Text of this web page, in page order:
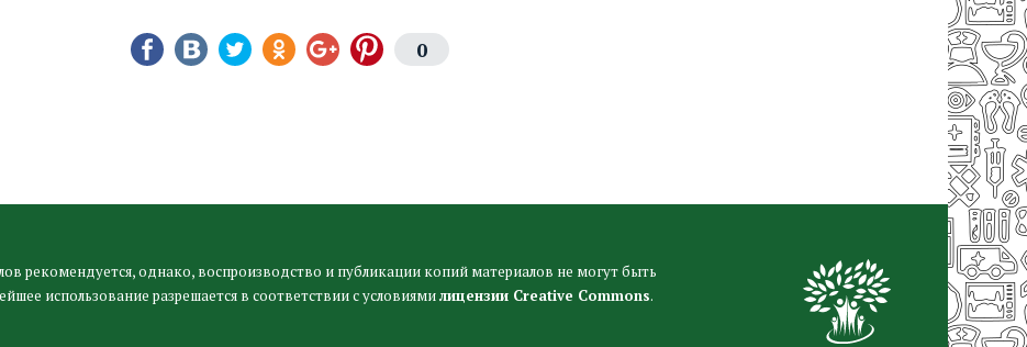
0
рекомендуется, однако, воспроизводство и публикации копий материалов не могут быть
использование разрешается в соответствии с условиямилицензии Creative Commons.